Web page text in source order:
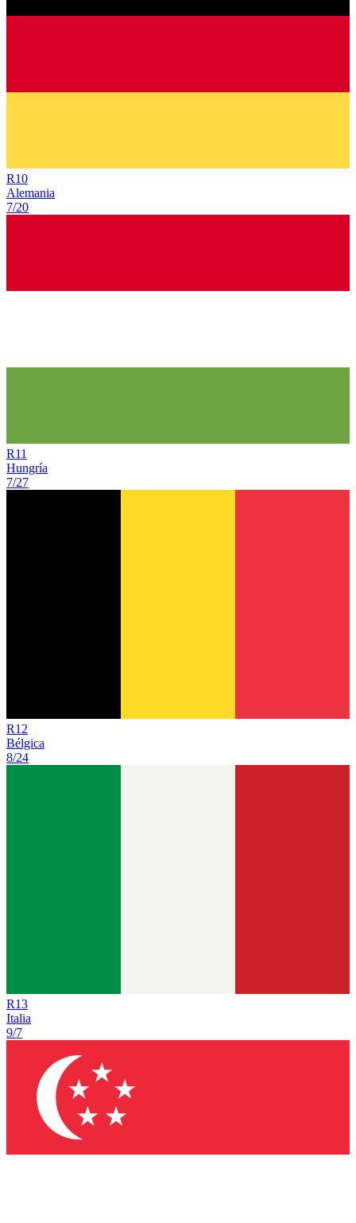
R10
Alemania
7/20
R11
Hungría
7/27
R12
Bélgica
8/24
R13
Italia
9/7